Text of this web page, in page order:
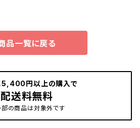
品一覧に戻る
5,400円以上の購入で
配送料無料
の商品は対象外です